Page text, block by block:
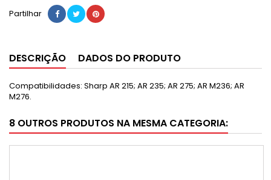
Partilhar
DESCRIÇÃO DADOS DO PRODUTO
Compatibilidades: Sharp AR 215; AR 235; AR 275; AR M236; AR
M276.
8 OUTROS PRODUTOS NA MESMA CATEGORIA: